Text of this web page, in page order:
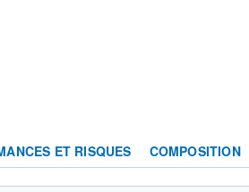
ET RISQUES COMPOSITION